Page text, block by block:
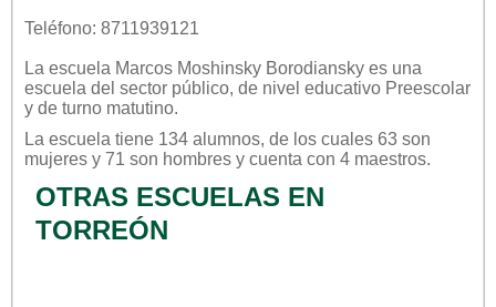
Teléfono: 8711939121
La escuela Marcos Moshinsky Borodiansky es una
escuela del sector público, de nivel educativo Preescolar
y de turno matutino.
La escuela tiene 134 alumnos, de los cuales 63 son
mujeres y 71 son hombres y cuenta con 4 maestros.
OTRAS ESCUELAS EN
TORREÓN